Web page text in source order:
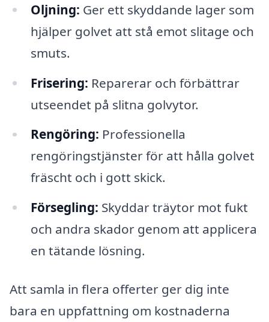
Oljning: Ger ett skyddande lager som
hjälper golvet att stå emot slitage och
smuts.
Frisering: Reparerar och förbättrar
utseendet på slitna golvytor.
Rengöring: Professionella
rengöringstjänster för att hålla golvet
fräscht och i gott skick.
Försegling: Skyddar träytor mot fukt
och andra skador genom att applicera
en tätande lösning.
Att samla in flera offerter ger dig inte
bara en uppfattning om kostnaderna